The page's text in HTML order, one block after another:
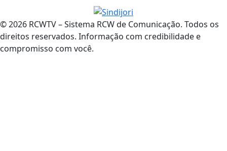
© 2026 RCWTV – Sistema RCW de Comunicação. Todos os
direitos reservados. Informação com credibilidade e
compromisso com você.